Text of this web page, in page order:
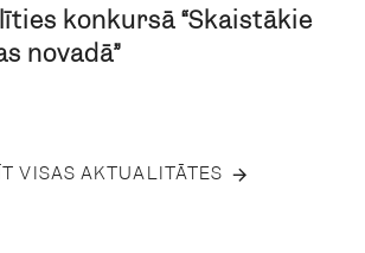
konkursā “Skaistākie
novadā”
VISAS AKTUALITĀTES